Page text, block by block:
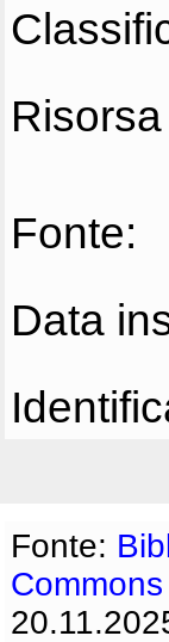
Fonte:
Data
Fonte: